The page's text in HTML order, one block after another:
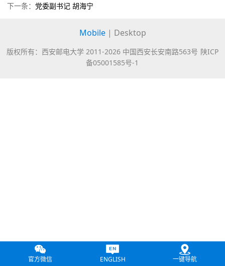
下一条： 党委副书记 胡海宁
Mobile | Desktop
版权所有：西安邮电大学 2011-2026 中国西安长安南路563号 陕ICP
备05001585号-1
官方微信 ENGLISH 一键导航